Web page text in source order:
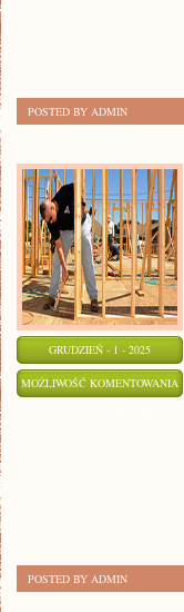
POSTED BY ADMIN
GRUDZIEŃ - 1 - 2025
MOŻLIWOŚĆ KOMENTOWANIA
POSTED BY ADMIN